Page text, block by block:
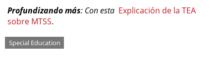
Profundizando más: Con esta Explicación de la TEA
sobre MTSS.
Tags
Special Education